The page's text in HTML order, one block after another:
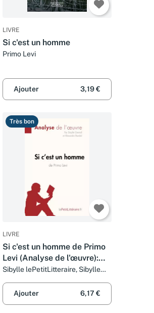
LIVRE
Si c'est un homme
Primo Levi
Ajouter 3,19 €
Très bon
LIVRE
Si c'est un homme de Primo
Levi (Analyse de l'œuvre):
Analyse complète et résumé
détaillé de l'oeuvre
Sibylle lePetitLitteraire, Sibylle
Ajouter
6,17 €